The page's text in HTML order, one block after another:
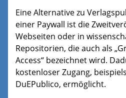
Eine Alternative zu
einer Paywall ist die
Webseiten oder in
Repositorien, die auch als
Access“ bezeichnet wird.
kostenloser Zugang,
DuEPublico, ermöglicht.